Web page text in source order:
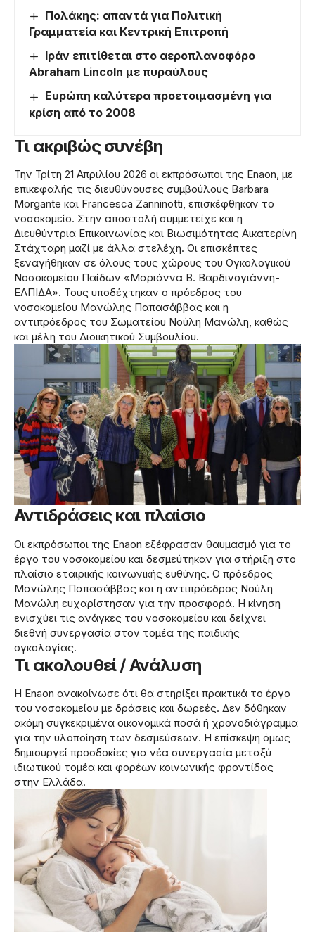
Πολάκης: απαντά για Πολιτική
Γραμματεία και Κεντρική Επιτροπή
Ιράν επιτίθεται στο αεροπλανοφόρο
Abraham Lincoln με πυραύλους
Ευρώπη καλύτερα προετοιμασμένη για
κρίση από το 2008
Τι ακριβώς συνέβη
Την Τρίτη 21 Απριλίου 2026 οι εκπρόσωποι της En­aon, με
επικεφαλής τις διευθύνουσες συμβούλους Barbara
Morgante και Francesca Zanninotti, επισκέφθηκαν το
νοσοκομείο. Στην αποστολή συμμετείχε και η
Διευθύντρια Επικοινωνίας και Βιωσιμότητας Αικατερίνη
Στάχταρη μαζί με άλλα στελέχη. Οι επισκέπτες
ξεναγήθηκαν σε όλους τους χώρους του Ογκολογικού
Νοσοκομείου Παίδων «Μαριάννα Β. Βαρδινογιάννη-
ΕΛΠΙΔΑ». Τους υποδέχτηκαν ο πρόεδρος του
νοσοκομείου Μανώλης Παπασάββας και η
αντιπρόεδρος του Σωματείου Νούλη Μανώλη, καθώς
και μέλη του Διοικητικού Συμβουλίου.
Αντιδράσεις και πλαίσιο
Οι εκπρόσωποι της En­aon εξέφρασαν θαυμασμό για το
έργο του νοσοκομείου και δεσμεύτηκαν για στήριξη στο
πλαίσιο εταιρικής κοινωνικής ευθύνης. Ο πρόεδρος
Μανώλης Παπασάββας και η αντιπρόεδρος Νούλη
Μανώλη ευχαρίστησαν για την προσφορά. Η κίνηση
ενισχύει τις ανάγκες του νοσοκομείου και δείχνει
διεθνή συνεργασία στον τομέα της παιδικής
ογκολογίας.
Τι ακολουθεί / Ανάλυση
Η En­aon ανακοίνωσε ότι θα στηρίξει πρακτικά το έργο
του νοσοκομείου με δράσεις και δωρεές. Δεν δόθηκαν
ακόμη συγκεκριμένα οικονομικά ποσά ή χρονοδιάγραμμα
για την υλοποίηση των δεσμεύσεων. Η επίσκεψη όμως
δημιουργεί προσδοκίες για νέα συνεργασία μεταξύ
ιδιωτικού τομέα και φορέων κοινωνικής φροντίδας
στην Ελλάδα.